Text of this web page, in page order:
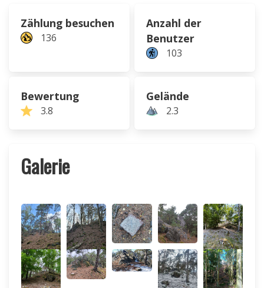
Zählung besuchen
136
Anzahl der
Benutzer
103
Bewertung
3.8
Gelände
2.3
Galerie